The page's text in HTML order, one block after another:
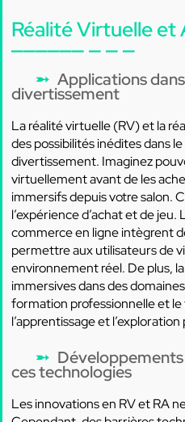
Réalité Virtuelle
Applications
divertissement
La réalité virtuelle (RV) et la
des possibilités inédites dans
divertissement. Imaginez
virtuellement avant de les
immersifs depuis votre salon.
l’expérience d’achat et de
commerce en ligne intègrent
permettre aux utilisateurs de
environnement réel. De plus,
immersives dans des
formation professionnelle et
l’apprentissage et
ces technologies
Les innovations en RV et RA